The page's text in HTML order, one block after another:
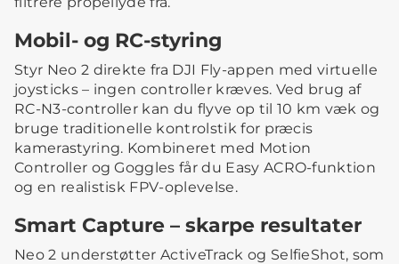
Mobil- og RC-styring
Styr Neo 2 direkte fra DJI Fly-appen med virtuelle
joysticks – ingen controller kræves. Ved brug af
RC-N3-controller kan du flyve op til 10 km væk og
bruge traditionelle kontrolstik for præcis
kamerastyring. Kombineret med Motion
Controller og Goggles får du Easy ACRO-funktion
og en realistisk FPV-oplevelse.
Smart Capture – skarpe resultater
Neo 2 understøtter ActiveTrack og SelfieShot, som